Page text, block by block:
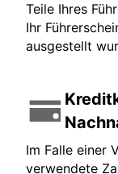
Teile Ihres
Ihr
ausgestellt
Im Falle einer
verwendete